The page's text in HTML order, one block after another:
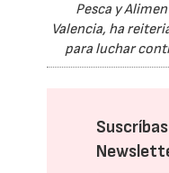
Pesca y
Valencia, ha
para luchar